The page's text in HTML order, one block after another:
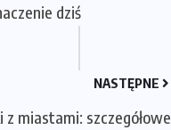
dziś
NASTĘPNE
z miastami: szczegółowe